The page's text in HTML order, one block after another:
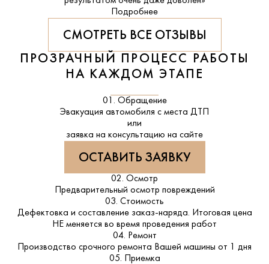
Подробнее
СМОТРЕТЬ ВСЕ ОТЗЫВЫ
ПРОЗРАЧНЫЙ ПРОЦЕСС РАБОТЫ
НА КАЖДОМ ЭТАПЕ
01. Обращение
Эвакуация автомобиля с места ДТП
или
заявка на консультацию на сайте
ОСТАВИТЬ ЗАЯВКУ
02. Осмотр
Предварительный осмотр повреждений
03. Стоимость
Дефектовка и составление заказ-наряда. Итоговая цена
НЕ меняется во время проведения работ
04. Ремонт
Производство срочного ремонта Вашей машины от 1 дня
05. Приемка